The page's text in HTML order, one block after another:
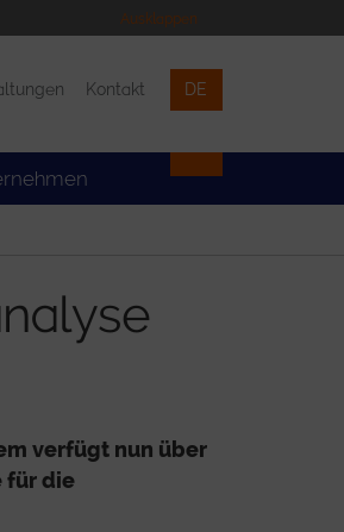
Ausklappen
Kontakt
Kontakt DE
verfügt nun über
für die